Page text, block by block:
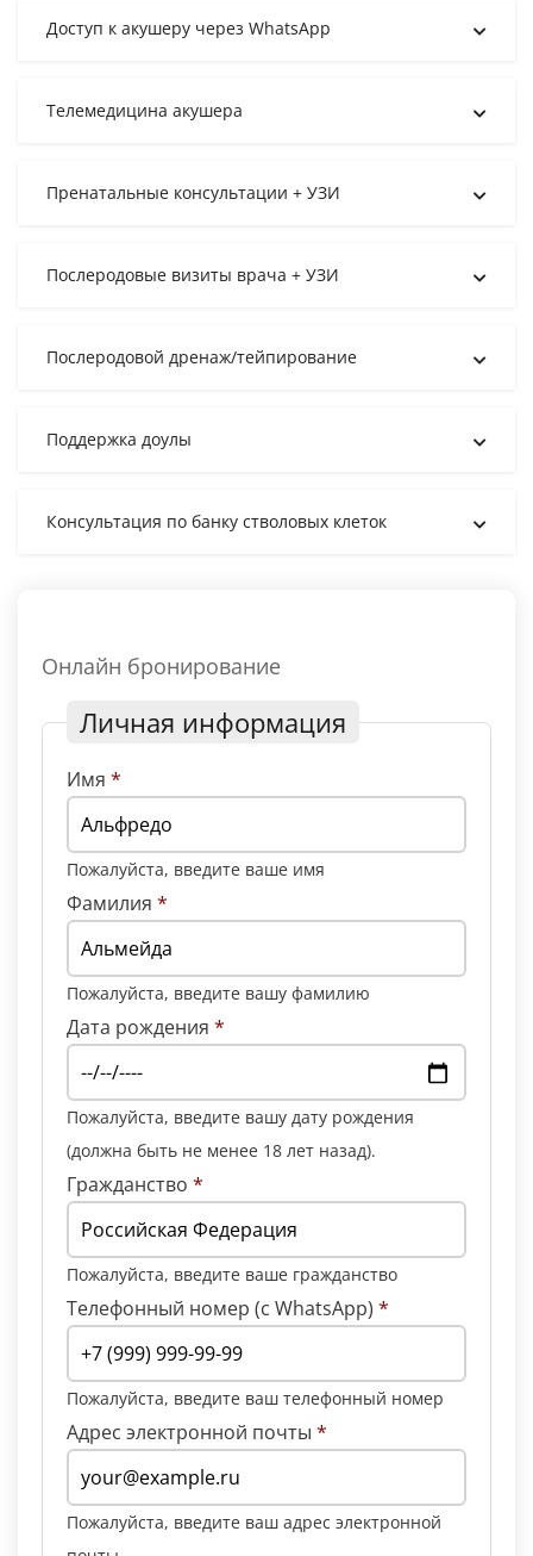
Доступ к акушеру через WhatsApp
Телемедицина акушера
Пренатальные консультации + УЗИ
Послеродовые визиты врача + УЗИ
Послеродовой дренаж/тейпирование
Поддержка доулы
Консультация по банку стволовых клеток
Онлайн бронирование
Личная информация
Имя *
Пожалуйста, введите ваше имя
Фамилия *
Пожалуйста, введите вашу фамилию
Дата рождения *
Пожалуйста, введите вашу дату рождения
(должна быть не менее 18 лет назад).
Гражданство *
Пожалуйста, введите ваше гражданство
Телефонный номер (с WhatsApp) *
Пожалуйста, введите ваш телефонный номер
Адрес электронной почты *
Пожалуйста, введите ваш адрес электронной